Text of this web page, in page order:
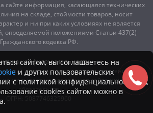
сайте информация, касающаяся технических
на складе, стоймости товаров, носит
и ни при каких условияях не является
определяемой положениями Статьи 437(2)
Гражданского кодекса РФ.
конфиденциальности
а также последующее заполнение тех
на владельцев сайта никаких
обязательств
сайтом, вы соглашаетесь на
и других пользовательских
с политикой конфиденциальности.
cookies сайтом можно в